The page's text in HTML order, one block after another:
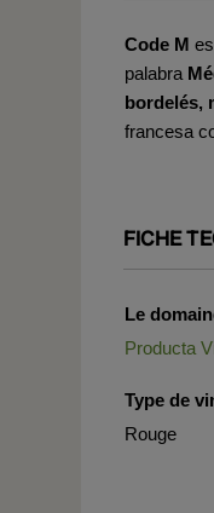
Code M
palabra
bordelés,
francesa
FICHE
Le
Producta
Type de
Rouge